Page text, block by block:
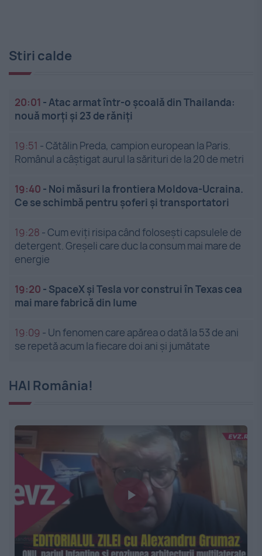
Stiri calde
20:01 -Atac armat într-o școală din Thailanda:
nouă morți și 23 de răniți
19:51 -Cătălin Preda, campion european la Paris.
Românul a câștigat aurul la sărituri de la 20 de metri
19:40 - Noi măsuri la frontiera Moldova-Ucraina.
Ce se schimbă pentru șoferi și transportatori
19:28 -Cum eviți risipa când folosești capsulele de
detergent. Greșeli care duc la consum mai mare de
energie
19:20 - SpaceX și Tesla vor construi în Texas cea
mai mare fabrică din lume
19:09 - Un fenomen care apărea o dată la 53 de ani
se repetă acum la fiecare doi ani și jumătate
HAI România!